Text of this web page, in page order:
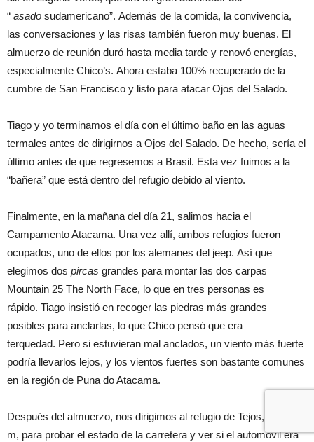
“ asado sudamericano”. Además de la comida, la convivencia,
las conversaciones y las risas también fueron muy buenas. El
almuerzo de reunión duró hasta media tarde y renovó energías,
especialmente Chico’s. Ahora estaba 100% recuperado de la
cumbre de San Francisco y listo para atacar Ojos del Salado.
Tiago y yo terminamos el día con el último baño en las aguas
termales antes de dirigirnos a Ojos del Salado. De hecho, sería el
último antes de que regresemos a Brasil. Esta vez fuimos a la
“bañera” que está dentro del refugio debido al viento.
Finalmente, en la mañana del día 21, salimos hacia el
Campamento Atacama. Una vez allí, ambos refugios fueron
ocupados, uno de ellos por los alemanes del jeep. Así que
elegimos dos pircas grandes para montar las dos carpas
Mountain 25 The North Face, lo que en tres personas es
rápido. Tiago insistió en recoger las piedras más grandes
posibles para anclarlas, lo que Chico pensó que era
terquedad. Pero si estuvieran mal anclados, un viento más fuerte
podría llevarlos lejos, y los vientos fuertes son bastante comunes
en la región de Puna do Atacama.
Después del almuerzo, nos dirigimos al refugio de Tejos, a 5.837
m, para probar el estado de la carretera y ver si el automóvil era